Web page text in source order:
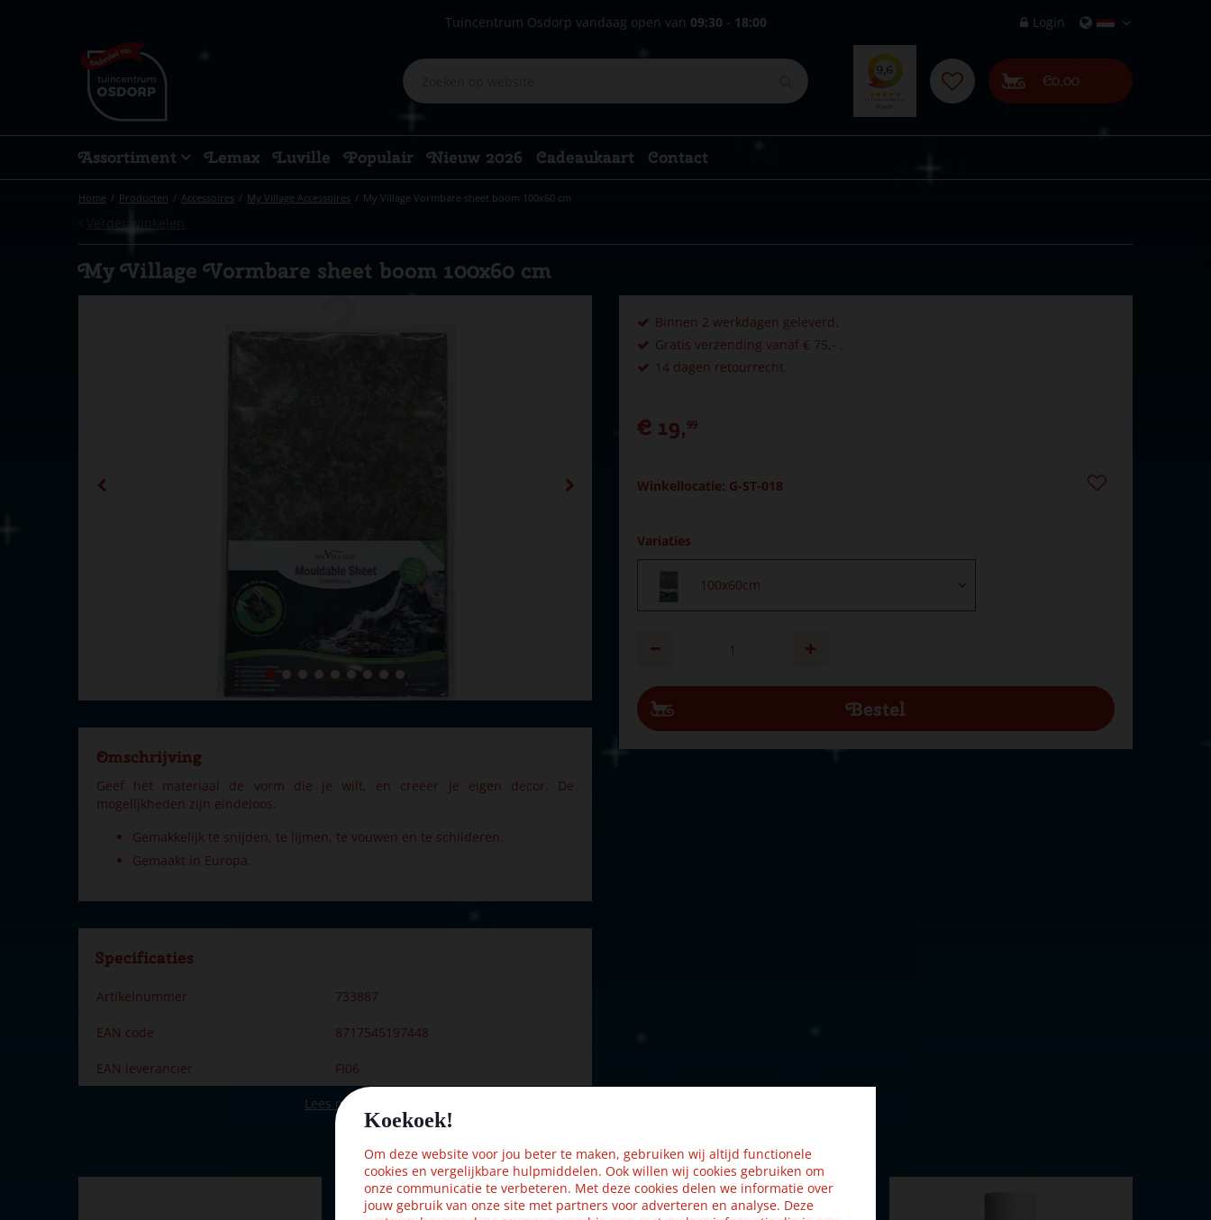
Koekoek!
Om deze website voor jou beter te maken, gebruiken wij altijd functionele
cookies en vergelijkbare hulpmiddelen. Ook willen wij cookies gebruiken om
onze communicatie te verbeteren. Met deze cookies delen we informatie over
jouw gebruik van onze site met partners voor adverteren en analyse. Deze
Home Producten Accessoires My Village Accessoires My Village Vormbare sheet boom 100x60 cm
Tuincentrum Osdorp vandaag open van 09:30 - 18:00 Login
€0,00
Assortiment Lemax Luville Populair Nieuw 2026 Cadeaukaart Contact
My Village Vormbare sheet boom 100x60 cm
Binnen 2 werkdagen geleverd.
Gratis verzending vanaf € 75,- .
14 dagen retourrecht.
€ 19,99
Winkellocatie: G-ST-018
Variaties
100x60cm
Omschrijving
Geef het materiaal de vorm die je wilt, en creëer je eigen decor. De
mogelijkheden zijn eindeloos.
Gemakkelijk te snijden, te lijmen, te vouwen en te schilderen.
Gemaakt in Europa.
Specificaties
Artikelnummer 733887
EAN code 8717545197448
EAN leverancier FI06
My Village
Kleur Bruin, Groen
Lees meer
Kijk ook eens naar: